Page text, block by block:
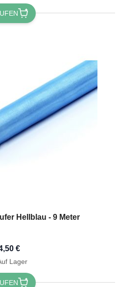
Hellblau - 9 Meter
€
Lager